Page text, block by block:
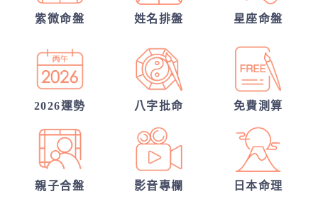
我們的未來已註定?
我們緣分已盡了嗎？
紫微命盤 姓名排盤 星座命盤
2026運勢 八字批命 免費測算
親子合盤 影音專欄 日本命理